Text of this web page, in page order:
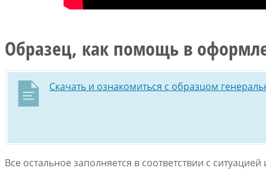
Образец, как помощь в
Скачать и ознакомиться с образцом
Все остальное заполняется в соответствии с